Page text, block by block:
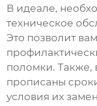
В идеале,
техническое
Это позволит
поломки. Также,
прописаны
условия их